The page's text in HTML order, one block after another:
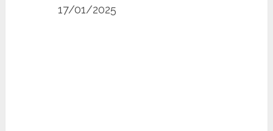
17/01/2025